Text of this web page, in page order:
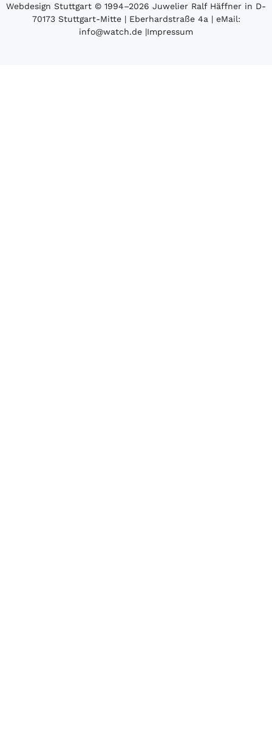
Webdesign Stuttgart © 1994­–2026 Juwelier Ralf Häffner in D-
70173 Stuttgart-Mitte | Eberhardstraße 4a | eMail:
info@watch.de |Impressum